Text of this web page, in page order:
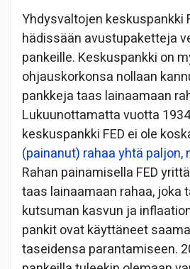
Yhdysvaltojen keskuspankki
hädissään avustupaketteja
pankeille. Keskuspankki on
ohjauskorkonsa nollaan
pankkeja taas lainaamaan
Lukuunottamatta vuotta
keskuspankki FED ei ole
(painanut) rahaa yhtä paljon,
Rahan painamisella FED
taas lainaamaan rahaa, joka
kutsuman kasvun ja
pankit ovat käyttäneet
taseidensa parantamiseen.